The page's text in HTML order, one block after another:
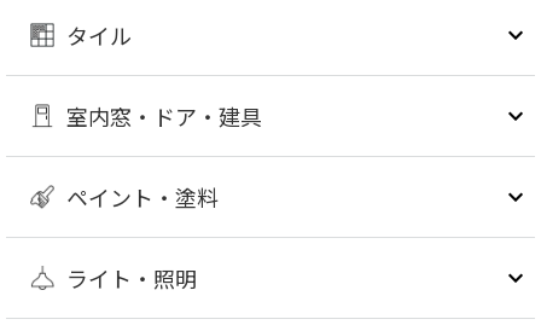
タイル
室内窓・ドア・建具
ペイント・塗料
ライト・照明